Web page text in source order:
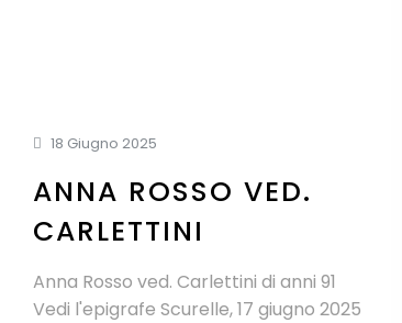
18 Giugno 2025
ANNA ROSSO VED.
CARLETTINI
Anna Rosso ved. Carlettini di anni 91
Vedi l'epigrafe Scurelle, 17 giugno 2025